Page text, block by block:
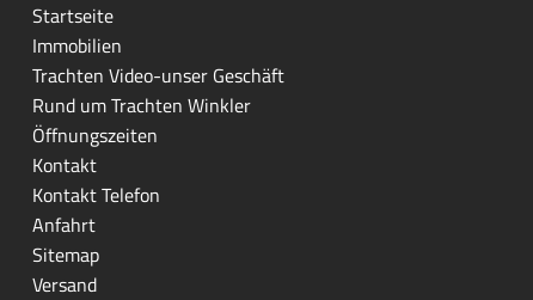
Startseite
Immobilien
Trachten Video-unser Geschäft
Rund um Trachten Winkler
Öffnungszeiten
Kontakt
Kontakt Telefon
Anfahrt
Sitemap
Versand